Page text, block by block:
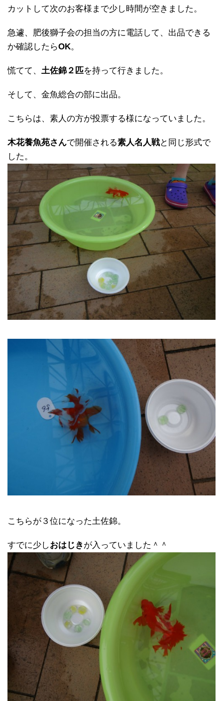
カットして次のお客様まで少し時間が空きました。
急遽、肥後獅子会の担当の方に電話して、出品できる
か確認したらOK。
慌てて、 土佐錦２匹を持って行きました。
そして、金魚総合の部に出品。
こちらは、素人の方が投票する様になっていました。
木花養魚苑さんで開催される素人名人戦と同じ形式で
した。
こちらが３位になった土佐錦。
すでに少しおはじき が入っていました＾＾